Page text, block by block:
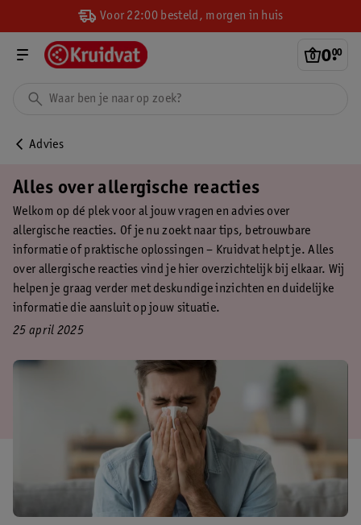
Voor 22:00 besteld, morgen in huis
0.
00
Advies
Alles over allergische reacties
Welkom op dé plek voor al jouw vragen en advies over
allergische reacties. Of je nu zoekt naar tips, betrouwbare
informatie of praktische oplossingen – Kruidvat helpt je. Alles
over allergische reacties vind je hier overzichtelijk bij elkaar. Wij
helpen je graag verder met deskundige inzichten en duidelijke
informatie die aansluit op jouw situatie.
25 april 2025